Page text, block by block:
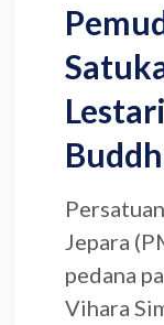
Jepara
pedana
Vihara